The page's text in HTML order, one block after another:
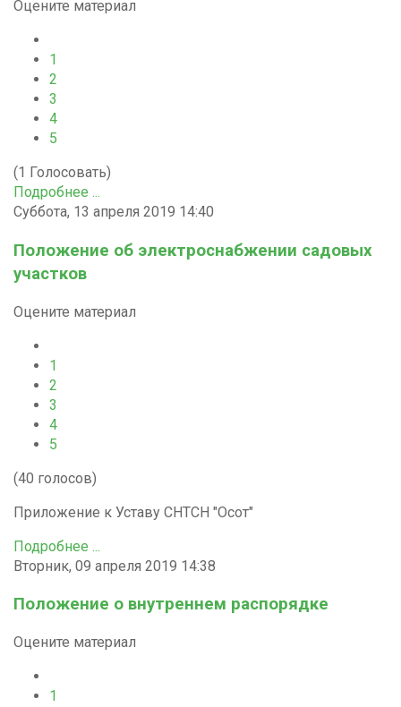
Оцените материал
1
2
3
4
5
(1 Голосовать)
Подробнее ...
Суббота, 13 апреля 2019 14:40
Положение об электроснабжении садовых
участков
Оцените материал
1
2
3
4
5
(40 голосов)
Приложение к Уставу СНТСН "Осот"
Подробнее ...
Вторник, 09 апреля 2019 14:38
Положение о внутреннем распорядке
Оцените материал
1